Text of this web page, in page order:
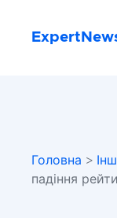
Головна >
падіння